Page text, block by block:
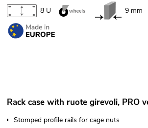
8 U 9 mm
Rack case with ruote girevoli, PRO
Stomped profile rails for cage nuts